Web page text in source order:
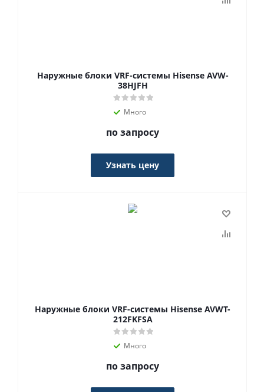
Наружные блоки VRF-системы Hisense AVW-
38HJFH
Много
по запросу
Узнать цену
Наружные блоки VRF-системы Hisense AVWT-
212FKFSA
Много
по запросу